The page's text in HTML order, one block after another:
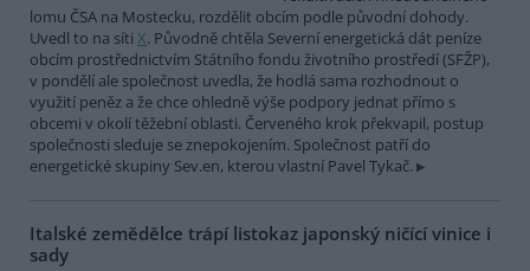
lomu ČSA na Mostecku, rozdělit obcím podle původní dohody.
Uvedl to na síti X. Původně chtěla Severní energetická dát peníze
obcím prostřednictvím Státního fondu životního prostředí (SFŽP),
v pondělí ale společnost uvedla, že hodlá sama rozhodnout o
využití peněz a že chce ohledně výše podpory jednat přímo s
obcemi v okolí těžební oblasti. Červeného krok překvapil, postup
společnosti sleduje se znepokojením. Společnost patří do
energetické skupiny Sev.en, kterou vlastní Pavel Tykač.
Italské zemědělce trápí listokaz japonský ničící vinice i
sady